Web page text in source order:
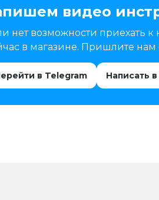
видео
нет возможности приехать
в магазине. Пришлите нам
в Telegram Написать